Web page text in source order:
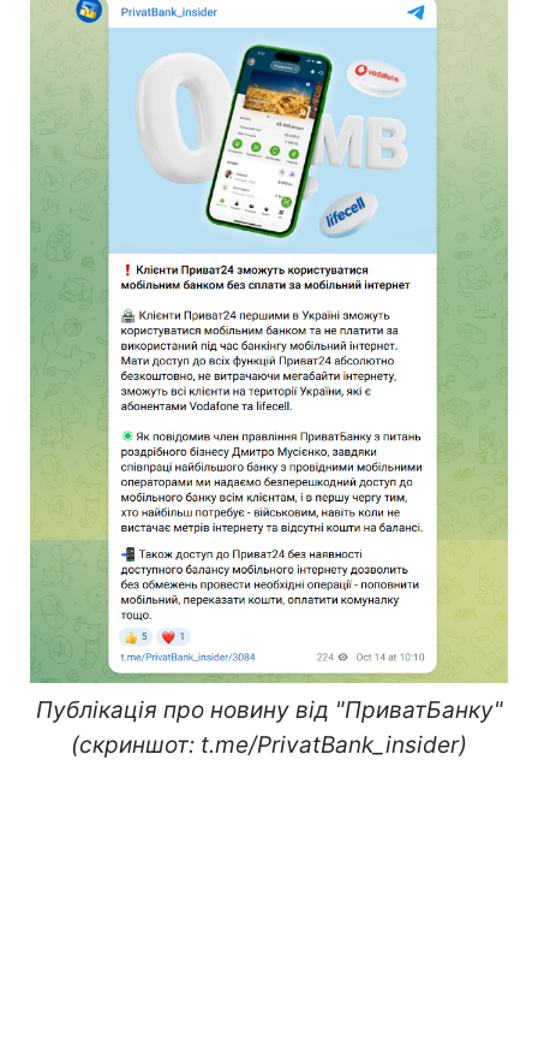
Публікація про новину від "ПриватБанку"
(скриншот: t.me/PrivatBank_insider)